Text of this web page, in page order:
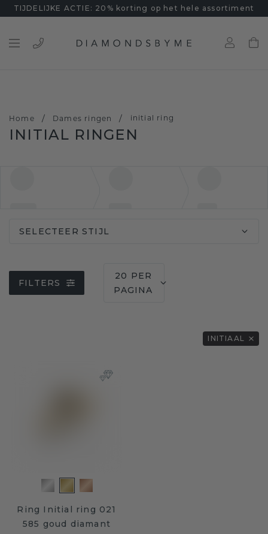
TIJDELIJKE ACTIE: 20% korting op het hele assortiment
Home / Dames ringen / initial ring
INITIAL RINGEN
SELECTEER STIJL
FILTERS
20 PER
PAGINA
INITIAAL
Ring Initial ring 021
585 goud diamant